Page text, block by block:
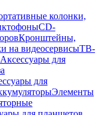
колонки,
CD-
Кронштейны,
на видеосервисыТВ-
Аксессуары для
для
Элементы